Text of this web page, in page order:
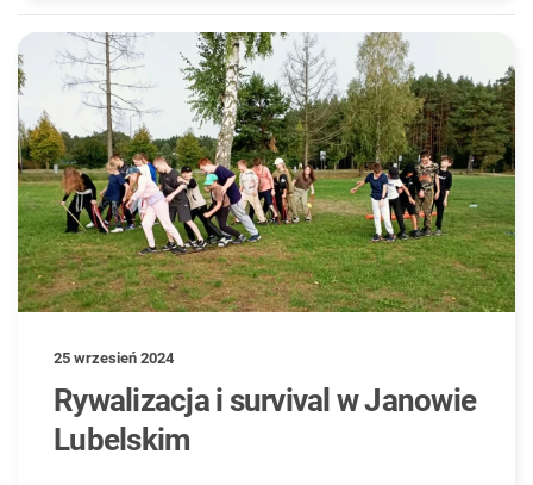
25 wrzesień 2024
Rywalizacja i survival w Janowie
Lubelskim